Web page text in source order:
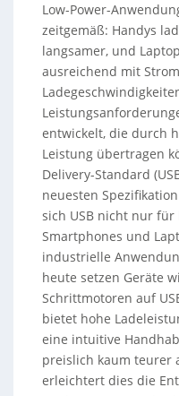
Low-Power-
zeitgemäß: Handys
langsamer, und
ausreichend mit
entwickelt, die durch
Leistung übertragen
Delivery-Standard
neuesten
sich USB nicht nur
Smartphones und
industrielle
heute setzen Geräte
Schrittmotoren auf
bietet hohe
eine intuitive
preislich kaum teurer
erleichtert dies die